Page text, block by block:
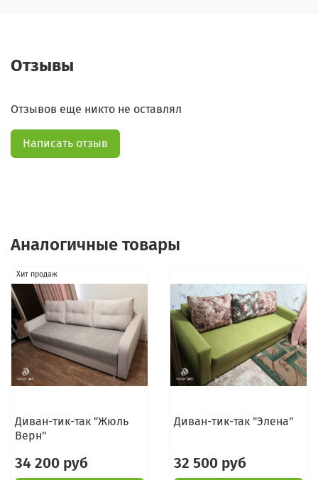
Отзывы
Отзывов еще никто не оставлял
Написать отзыв
Аналогичные товары
Хит продаж
Диван-тик-так "Жюль
Верн"
34 200 руб
Диван-тик-так "Элена"
32 500 руб